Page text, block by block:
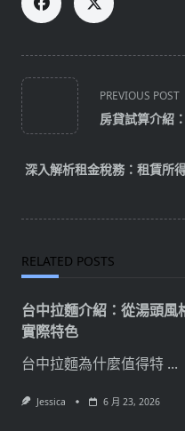
<span
class="nav-
subtitle
reader-
PREVIOUS POST
房貸試算介紹
深入解析租金稅務：租賃所
RELATED POSTS
台中拉麵介紹：從湯頭
實際特色
台中拉麵為什麼值得特 ...
Jessica 6 月 23, 2026